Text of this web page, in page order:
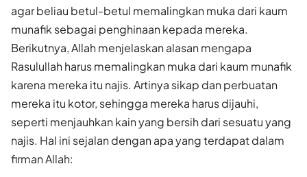
agar beliau betul-betul memalingkan muka dari kaum
munafik sebagai penghinaan kepada mereka.
Berikutnya, Allah menjelaskan alasan mengapa
Rasulullah harus memalingkan muka dari kaum munafik
karena mereka itu najis. Artinya sikap dan perbuatan
mereka itu kotor, sehingga mereka harus dijauhi,
seperti menjauhkan kain yang bersih dari sesuatu yang
najis. Hal ini sejalan dengan apa yang terdapat dalam
firman Allah: